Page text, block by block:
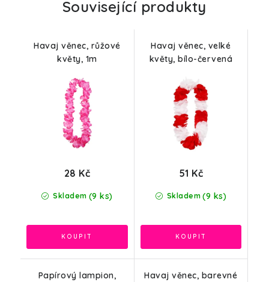
Související produkty
Havaj věnec, růžové
květy, 1m
Skladem (9 ks)
28 Kč
Havaj věnec, velké
květy, bílo-červená
Skladem (9 ks)
51 Kč
Papírový lampion,
Havaj věnec, barevné